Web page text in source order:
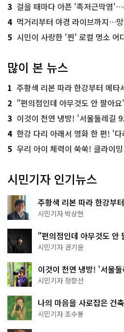
3 걸을 때마다 아픈 '족저근막염'…무작
4 먹거리부터 야경 라이브까지…
5 시민이 사랑한 '찐' 로컬 명소 어디
많이 본 뉴스
1 주황색 리본 따라 한강부터 메타세쿼이
2 "편의점인데 아무것도 안 팔아요" 서울
3 이것이 천연 냉방! '서울둘레길
4 한강 다리 아래서 영화 한 편! '
5 우리 아이 체력이 쑥쑥! 클라이
시민기자 인기뉴스
주황색 리본 따라 한강부
서울둘레길 15코스
시민기자 박상현
"편의점인데 아무것도 안
한 편의점의 정체
시민기자 권기윤
이것이 천연 냉방! '서울
나볼까
시민기자 정향선
나의 마음을 사로잡은 건
상작 공개!
시민기자 조수봉